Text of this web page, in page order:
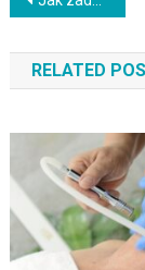
wpisu
RELATED